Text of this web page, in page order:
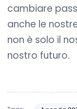
cambiare
anche le
non è solo il
nostro futuro.